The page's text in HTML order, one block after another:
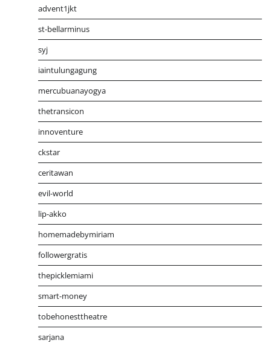
advent1jkt
st-bellarminus
syj
iaintulungagung
mercubuanayogya
thetransicon
innoventure
ckstar
ceritawan
evil-world
lip-akko
homemadebymiriam
followergratis
thepicklemiami
smart-money
tobehonesttheatre
sarjana